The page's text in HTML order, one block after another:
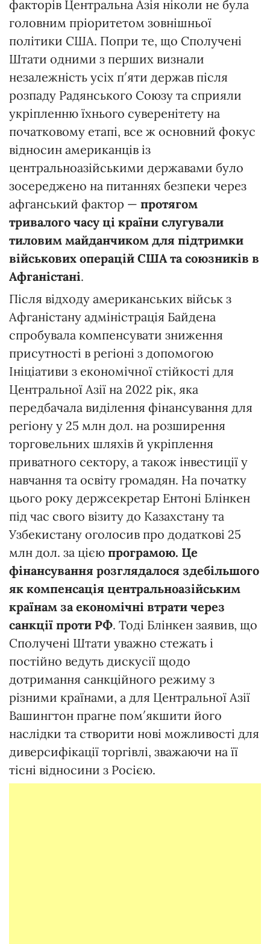
факторів Центральна Азія ніколи не була
головним пріоритетом зовнішньої
політики США. Попри те, що Сполучені
Штати одними з перших визнали
незалежність усіх п′яти держав після
розпаду Радянського Союзу та сприяли
укріпленню їхнього суверенітету на
початковому етапі, все ж основний фокус
відносин американців із
центральноазійськими державами було
зосереджено на питаннях безпеки через
афганський фактор — протягом
тривалого часу ці країни слугували
тиловим майданчиком для підтримки
військових операцій США та союзників в
Афганістані.
Після відходу американських військ з
Афганістану адміністрація Байдена
спробувала компенсувати зниження
присутності в регіоні з допомогою
Ініціативи з економічної стійкості для
Центральної Азії на 2022 рік, яка
передбачала виділення фінансування для
регіону у 25 млн дол. на розширення
торговельних шляхів й укріплення
приватного сектору, а також інвестиції у
навчання та освіту громадян. На початку
цього року держсекретар Ентоні Блінкен
під час свого візиту до Казахстану та
Узбекистану оголосив про додаткові 25
млн дол. за цією програмою. Це
фінансування розглядалося здебільшого
як компенсація центральноазійським
країнам за економічні втрати через
санкції проти РФ. Тоді Блінкен заявив, що
Сполучені Штати уважно стежать і
постійно ведуть дискусії щодо
дотримання санкційного режиму з
різними країнами, а для Центральної Азії
Вашингтон прагне пом′якшити його
наслідки та створити нові можливості для
диверсифікації торгівлі, зважаючи на її
тісні відносини з Росією.